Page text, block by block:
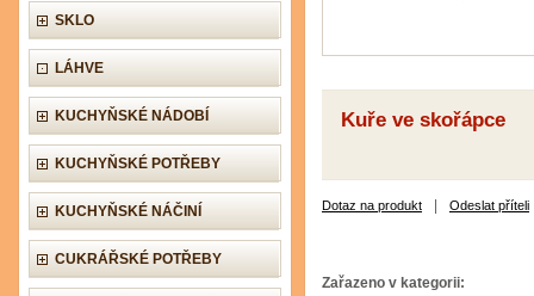
SKLO
LÁHVE
KUCHYŇSKÉ NÁDOBÍ
KUCHYŇSKÉ POTŘEBY
KUCHYŇSKÉ NÁČINÍ
CUKRÁŘSKÉ POTŘEBY
Kuře ve skořápce
Dotaz na produkt Odeslat příteli
Zařazeno v kategorii: